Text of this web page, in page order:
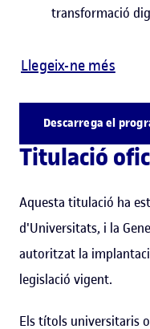
transformació
Llegeix-ne més
Descarrega el
Titulació
Aquesta titulació ha
d'Universitats, i la
autoritzat la
legislació vigent.
Els títols universitaris